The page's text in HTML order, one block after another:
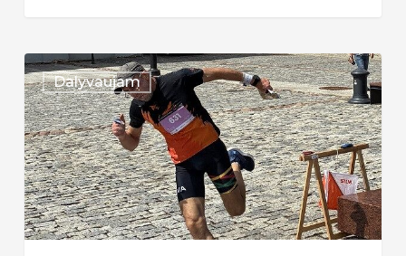
Dalyvaujam
Lietuvos
čempionatas
–
Sprintas
2026
(Kėdainiai)